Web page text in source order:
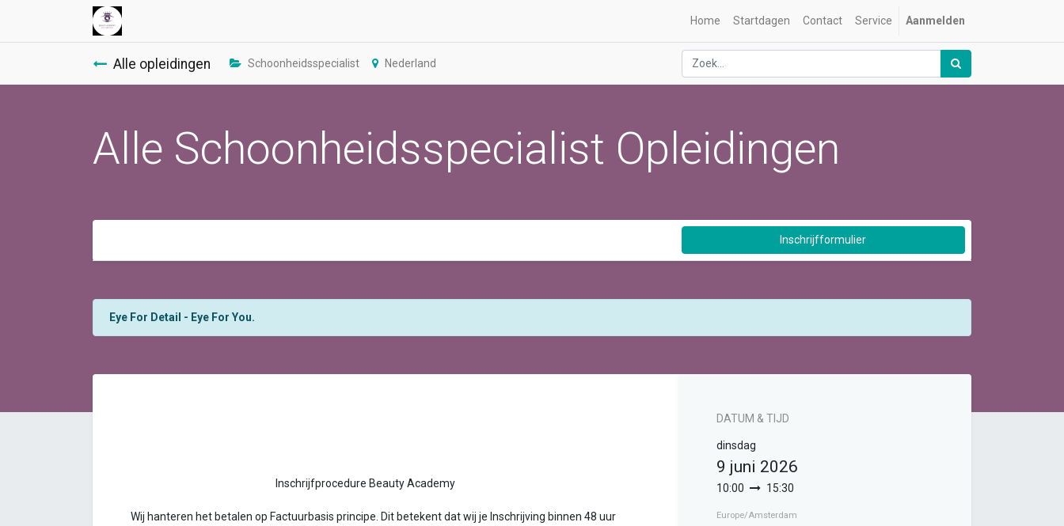
Home Startdagen Contact Service Aanmelden
Alle opleidingen Schoonheidsspecialist Nederland
Alle Schoonheidsspecialist Opleidingen
Inschrijfformulier
Eye For Detail - Eye For You.
Inschrijfprocedure Beauty Academy
Wij hanteren het betalen op Factuurbasis principe. Dit betekent dat wij je Inschrijving binnen 48 uur
DATUM & TIJD
dinsdag
9 juni 2026
10:00 15:30
Europe/Amsterdam